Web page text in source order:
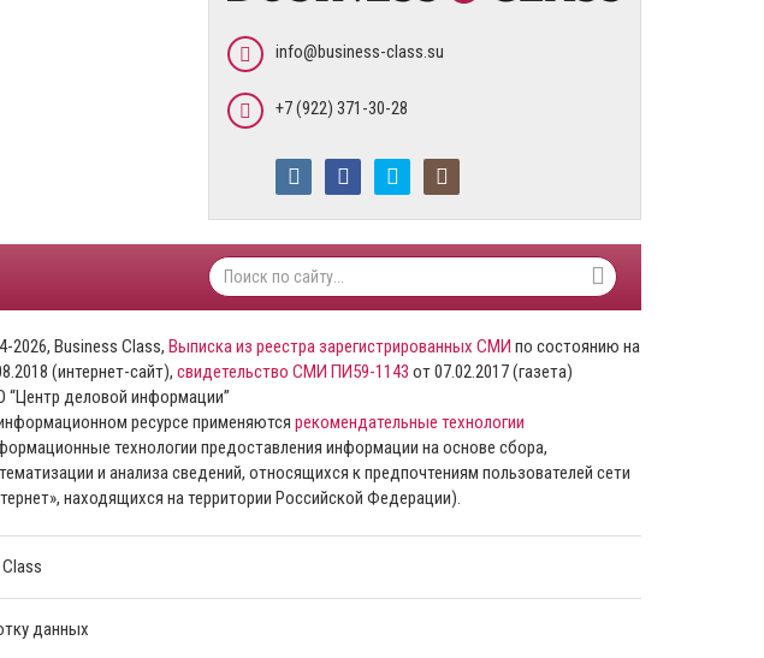
info@business-class.su
+7 (922) 371-30-28
2026, Business Class, Выписка из реестра зарегистрированных СМИ по состоянию на
(интернет-сайт), свидетельство СМИ ПИ59-1143 от 07.02.2017 (газета)
“Центр деловой информации”
ресурсе применяются рекомендательные технологии
технологии предоставления информации на основе сбора,
и анализа сведений, относящихся к предпочтениям пользователей сети
находящихся на территории Российской Федерации).
данных